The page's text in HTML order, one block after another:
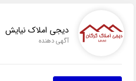
دیجی املاک نیایش
آگهی دهنده